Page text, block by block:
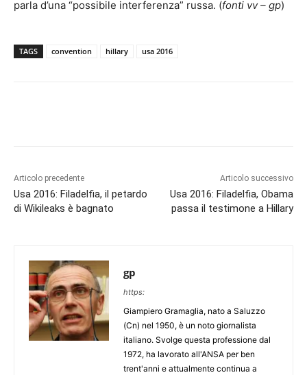
parla d’una “possibile interferenza” russa. (fonti vv – gp)
TAGS convention hillary usa 2016
Articolo precedente
Usa 2016: Filadelfia, il petardo
di Wikileaks è bagnato
Articolo successivo
Usa 2016: Filadelfia, Obama
passa il testimone a Hillary
gp
https:
Giampiero Gramaglia, nato a Saluzzo
(Cn) nel 1950, è un noto giornalista
italiano. Svolge questa professione dal
1972, ha lavorato all'ANSA per ben
trent'anni e attualmente continua a